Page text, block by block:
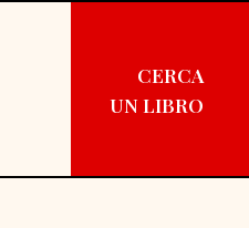
CERCA
UN LIBRO